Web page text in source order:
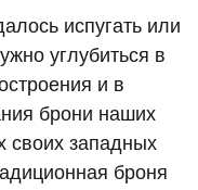
испугать или
углубиться в
и в
брони наших
своих западных
броня